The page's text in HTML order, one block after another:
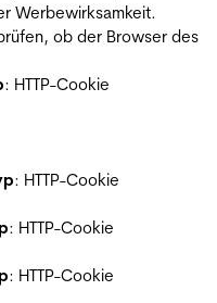
Werbewirksamkeit.
ob der Browser des
: HTTP-Cookie
: HTTP-Cookie
: HTTP-Cookie
: HTTP-Cookie